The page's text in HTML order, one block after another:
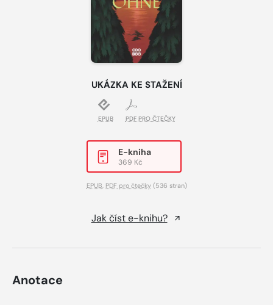
UKÁZKA KE STAŽENÍ
EPUB PDF PRO ČTEČKY
E-kniha
369 Kč
EPUB, PDF pro čtečky(536 stran)
Jak číst e-knihu?
Anotace